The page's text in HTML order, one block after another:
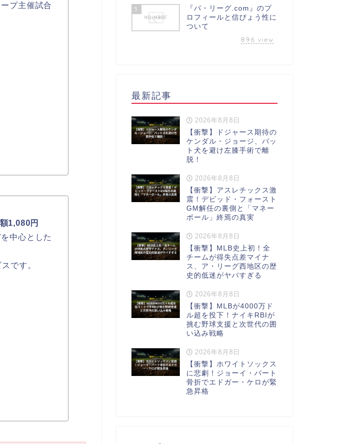
プ主催試合
1,080円
中心とした
です。
5
『パ・リーグ.com』のプ
ロフィールと信ぴょう性に
ついて
896 view
最新記事
2026年8月8日
【衝撃】ドジャース期待の
ケンダル・ジョージ、バッ
ト犬を避け左膝手術で離
脱！
2026年8月8日
【衝撃】アスレチックス激
震！デビッド・フォースト
GM解任の裏側と「マネー
ボール」終焉の真実
2026年8月8日
【衝撃】MLB史上初！全
チームが得失点差マイナ
ス、ア・リーグ西地区の歴
史的低迷がヤバすぎる
2026年8月8日
【衝撃】MLBが4000万ド
ル超を投下！ナイキRBIが
挑む野球支援と次世代の囲
い込み戦略
2026年8月8日
【衝撃】ホワイトソックス
に悲劇！ジョーイ・バート
骨折でエドガー・ケロが緊
急昇格